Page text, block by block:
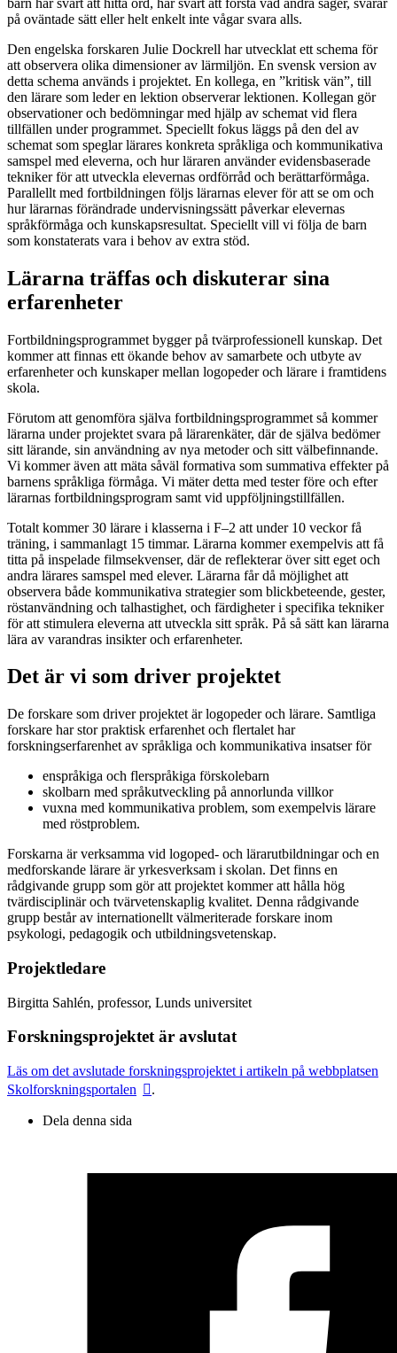
på oväntade sätt eller helt enkelt inte vågar svara alls.
Den engelska forskaren Julie Dockrell har utvecklat ett schema för
att observera olika dimensioner av lärmiljön. En svensk version av
detta schema används i projektet. En kollega, en ”kritisk vän”, till
den lärare som leder en lektion observerar lektionen. Kollegan gör
observationer och bedömningar med hjälp av schemat vid flera
tillfällen under programmet. Speciellt fokus läggs på den del av
schemat som speglar lärares konkreta språkliga och kommunikativa
samspel med eleverna, och hur läraren använder evidensbaserade
tekniker för att utveckla elevernas ordförråd och berättarförmåga.
Parallellt med fortbildningen följs lärarnas elever för att se om och
hur lärarnas förändrade undervisningssätt påverkar elevernas
språkförmåga och kunskapsresultat. Speciellt vill vi följa de barn
som konstaterats vara i behov av extra stöd.
Lärarna träffas och diskuterar sina
erfarenheter
Fortbildningsprogrammet bygger på tvärprofessionell kunskap. Det
kommer att finnas ett ökande behov av samarbete och utbyte av
erfarenheter och kunskaper mellan logopeder och lärare i framtidens
skola.
Förutom att genomföra själva fortbildningsprogrammet så kommer
lärarna under projektet svara på lärarenkäter, där de själva bedömer
sitt lärande, sin användning av nya metoder och sitt välbefinnande.
Vi kommer även att mäta såväl formativa som summativa effekter på
barnens språkliga förmåga. Vi mäter detta med tester före och efter
lärarnas fortbildningsprogram samt vid uppföljningstillfällen.
Totalt kommer 30 lärare i klasserna i F–2 att under 10 veckor få
träning, i sammanlagt 15 timmar. Lärarna kommer exempelvis att få
titta på inspelade filmsekvenser, där de reflekterar över sitt eget och
andra lärares samspel med elever. Lärarna får då möjlighet att
observera både kommunikativa strategier som blickbeteende, gester,
röstanvändning och talhastighet, och färdigheter i specifika tekniker
för att stimulera eleverna att utveckla sitt språk. På så sätt kan lärarna
lära av varandras insikter och erfarenheter.
Det är vi som driver projektet
De forskare som driver projektet är logopeder och lärare. Samtliga
forskare har stor praktisk erfarenhet och flertalet har
forskningserfarenhet av språkliga och kommunikativa insatser för
enspråkiga och flerspråkiga förskolebarn
skolbarn med språkutveckling på annorlunda villkor
vuxna med kommunikativa problem, som exempelvis lärare
med röstproblem.
Forskarna är verksamma vid logoped- och lärarutbildningar och en
medforskande lärare är yrkesverksam i skolan. Det finns en
rådgivande grupp som gör att projektet kommer att hålla hög
tvärdisciplinär och tvärvetenskaplig kvalitet. Denna rådgivande
grupp består av internationellt välmeriterade forskare inom
psykologi, pedagogik och utbildningsvetenskap.
Projektledare
Birgitta Sahlén, professor, Lunds universitet
Forskningsprojektet är avslutat
Läs om det avslutade forskningsprojektet i artikeln på webbplatsen
Skolforskningsportalen
.
Dela denna sida